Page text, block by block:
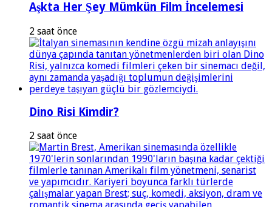
Aşkta Her Şey Mümkün Film İncelemesi
2 saat önce
Dino Risi Kimdir?
2 saat önce